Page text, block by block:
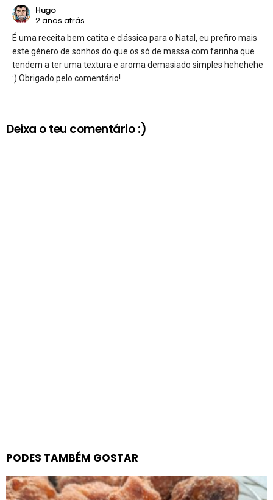
Hugo
2 anos atrás
É uma receita bem catita e clássica para o Natal, eu prefiro mais
este género de sonhos do que os só de massa com farinha que
tendem a ter uma textura e aroma demasiado simples hehehehe
:) Obrigado pelo comentário!
Deixa o teu comentário :)
PODES TAMBÉM GOSTAR